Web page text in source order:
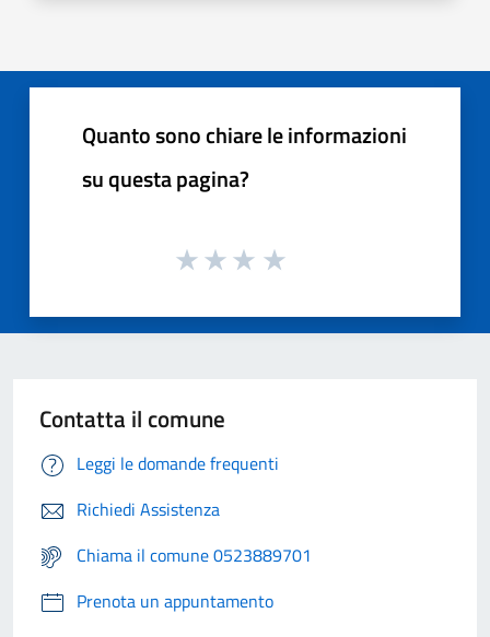
Quanto sono chiare le informazioni
su questa pagina?
Contatta il comune
Leggi le domande frequenti
Richiedi Assistenza
Chiama il comune 0523889701
Prenota un appuntamento